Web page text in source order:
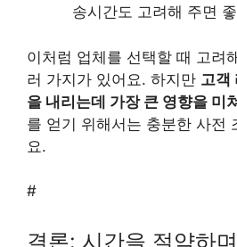
송시간도 고려해 주면
이처럼 업체를 선택할 때 고려
러 가지가 있어요. 하지만 고객
을 내리는데 가장 큰 영향을 미
를 얻기 위해서는 충분한 사전
요.
#
결론: 시간을 절약하